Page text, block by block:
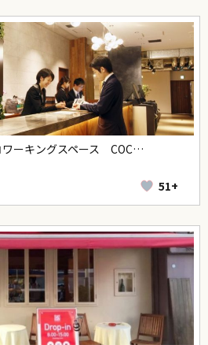
ワーキングスペース COC…
51+